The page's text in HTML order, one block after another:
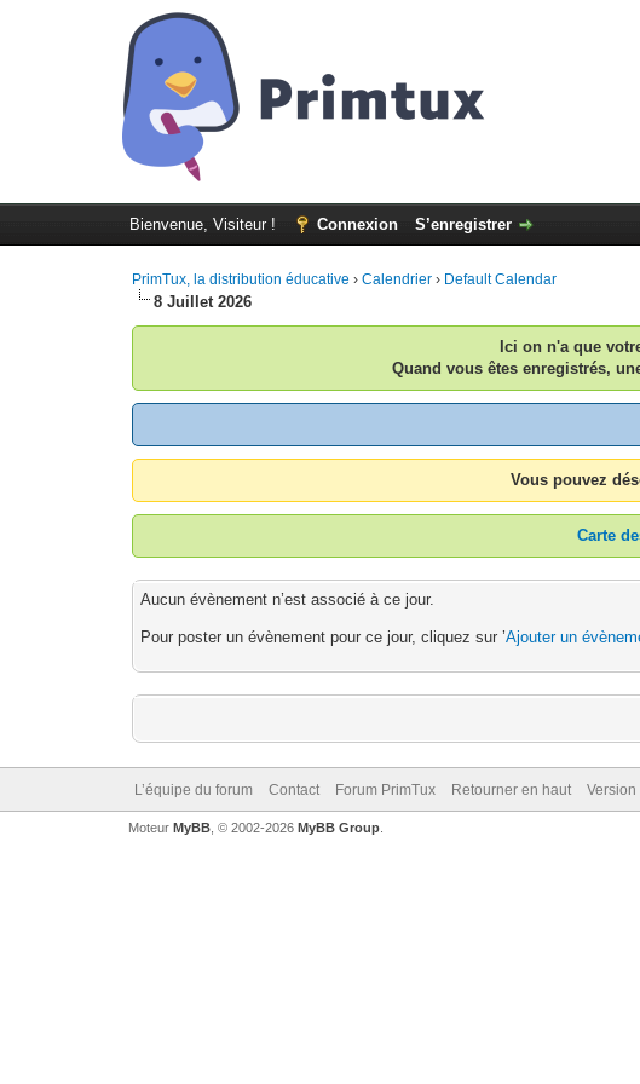
Bienvenue, Visiteur ! Connexion S’enregistrer
PrimTux, la distribution éducative ›Calendrier › Default Calendar
8 Juillet 2026
Ici on n'a que
Quand vous êtes enregistrés,
Vous pouvez
Carte
Aucun évènement n’est associé à ce jour.
Pour poster un évènement pour ce jour, cliquez sur ’Ajouter un
L’équipe du forum Contact Forum PrimTux Retourner en haut
Moteur MyBB, © 2002-2026 MyBB Group.